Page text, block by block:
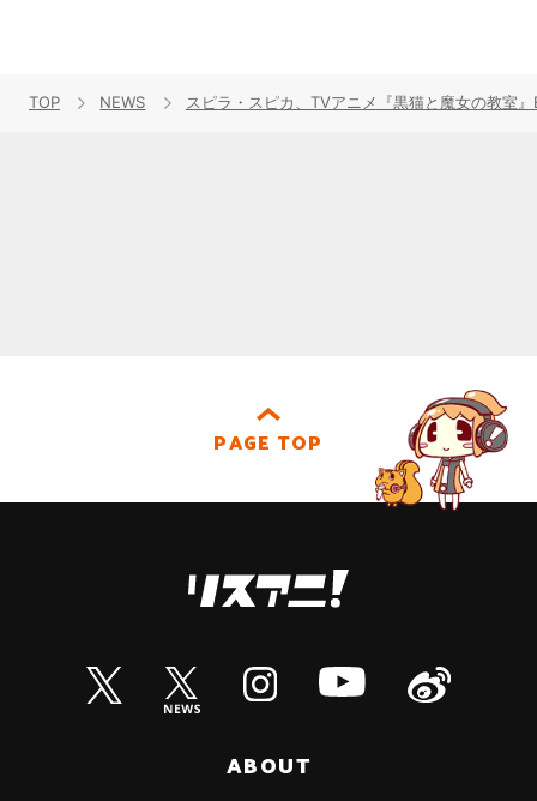
TOP NEWS スピラ・スピカ、TVアニメ『黒猫と魔女の教室
PAGE TOP
ABOUT